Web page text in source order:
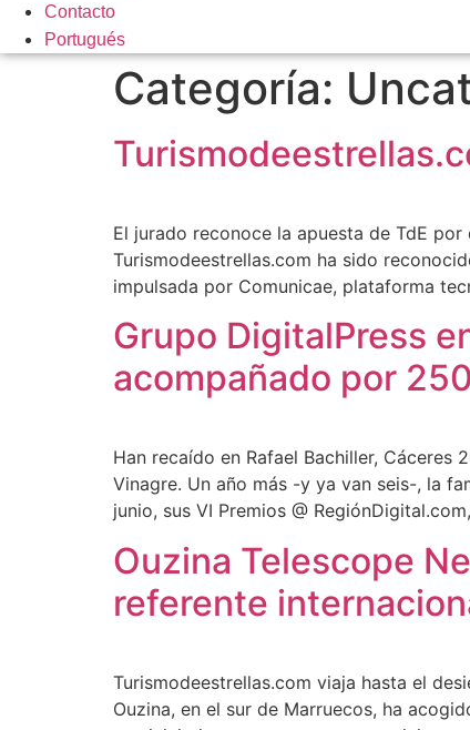
Contacto
Portugués
Categoría:
El jurado reconoce la apuesta de TdE
Turismodeestrellas.com ha sido
impulsada por Comunicae, plataforma
Grupo DigitalPress
acompañado por
Han recaído en Rafael Bachiller, Cáceres
Vinagre. Un año más -y ya van seis-, la
junio, sus VI Premios @
Ouzina Telescope
referente
Turismodeestrellas.com viaja hasta el
Ouzina, en el sur de Marruecos, ha